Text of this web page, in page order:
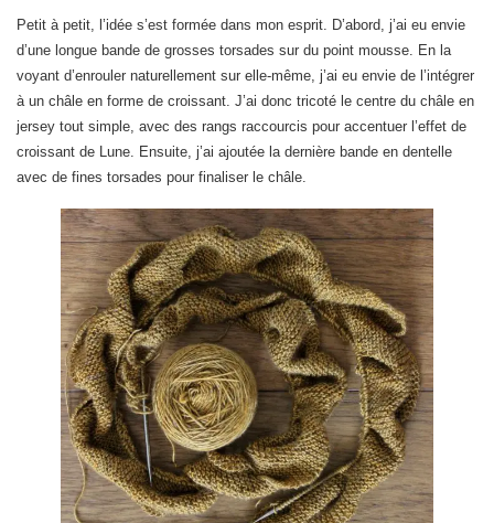
Petit à petit, l’idée s’est formée dans mon esprit. D’abord, j’ai eu envie
d’une longue bande de grosses torsades sur du point mousse. En la
voyant d’enrouler naturellement sur elle-même, j’ai eu envie de l’intégrer
à un châle en forme de croissant. J’ai donc tricoté le centre du châle en
jersey tout simple, avec des rangs raccourcis pour accentuer l’effet de
croissant de Lune. Ensuite, j’ai ajoutée la dernière bande en dentelle
avec de fines torsades pour finaliser le châle.